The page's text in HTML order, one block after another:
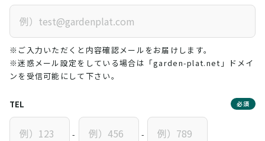
※ご入力いただくと内容確認メールをお届けします。
※迷惑メール設定をしている場合は「garden-plat.net」ドメイ
ンを受信可能にして下さい。
TEL 必須
- -